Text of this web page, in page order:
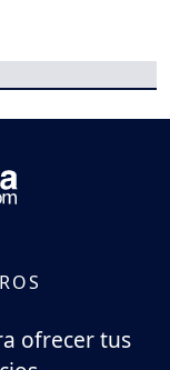
ofrecer tus